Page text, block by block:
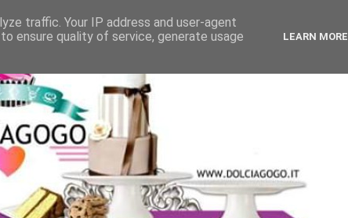
traffic. Your IP address and user-agent
ensure quality of service, generate usage
LEARN MORE